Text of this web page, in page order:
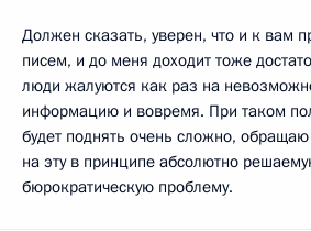
Должен сказать, уверен, что и к вам
писем, и до меня доходит тоже
люди жалуются как раз на
информацию и вовремя. При таком
будет поднять очень сложно,
на эту в принципе абсолютно
бюрократическую проблему.